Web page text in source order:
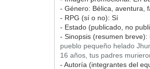
- Género: Bélica, aventura,
- RPG (sí o no): Sí
- Estado (publicado, no
- Sinopsis (resumen
pueblo pequeño helado
16 años, tus padres
- Autoría (integrantes del